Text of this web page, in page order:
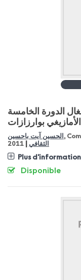
الدورة الخامسة
بوارزازات
الحسين آيت باحسين ,
الثقافي
2011
Plus
Disponible